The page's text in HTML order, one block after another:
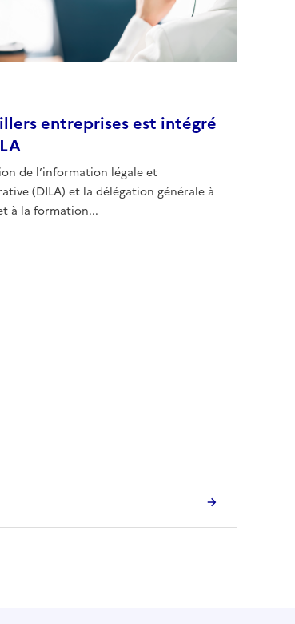
entreprises est intégré
de l’information légale et
(DILA) et la délégation générale à
à la formation...
page -